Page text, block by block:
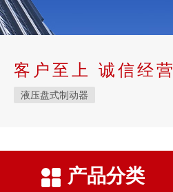
客户至上 诚信经营
液压盘式制动器
产品分类